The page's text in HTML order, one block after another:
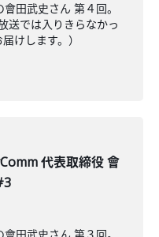
田武史さん 第４回。
送では入りきらなかっ
けします。）
代表取締役 會